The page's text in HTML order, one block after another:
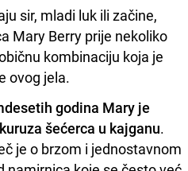
sir, mladi luk ili začine,
Mary Berry prije nekoliko
kombinaciju koja je
ovog jela.
godina Mary je
šećerca u kajganu.
je o brzom i jednostavnom